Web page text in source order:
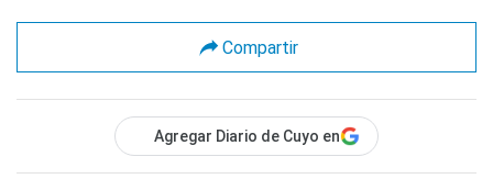
Compartir
Agregar Diario de Cuyo en